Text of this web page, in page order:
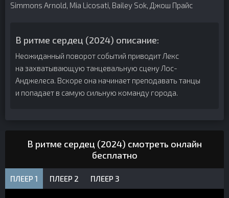
Simmons Arnold, Mia Licosati, Bailey Sok, Джош Прайс
В ритме сердец (2024) описание:
Неожиданный поворот событий приводит Лекс
на захватывающую танцевальную сцену Лос-
Анджелеса. Вскоре она начинает преподавать танцы
и попадает в самую сильную команду города.
В ритме сердец (2024) смотреть онлайн
бесплатно
ПЛЕЕР 1 ПЛЕЕР 2 ПЛЕЕР 3